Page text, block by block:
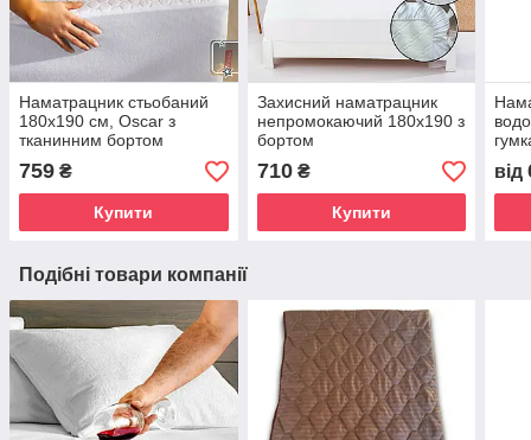
Наматрацник стьобаний
180х190 см, Oscar з
тканинним бортом
759 ₴
Купити
Захисний наматрацник
непромокаючий 180х190 з
бортом
710₴
Купити
від
Подібні товари компанії